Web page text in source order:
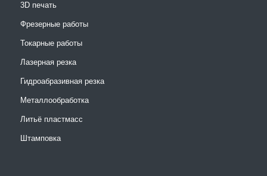
3D печать
Фрезерные работы
Токарные работы
Лазерная резка
Гидроабразивная резка
Металлообработка
Литьё пластмасс
Штамповка